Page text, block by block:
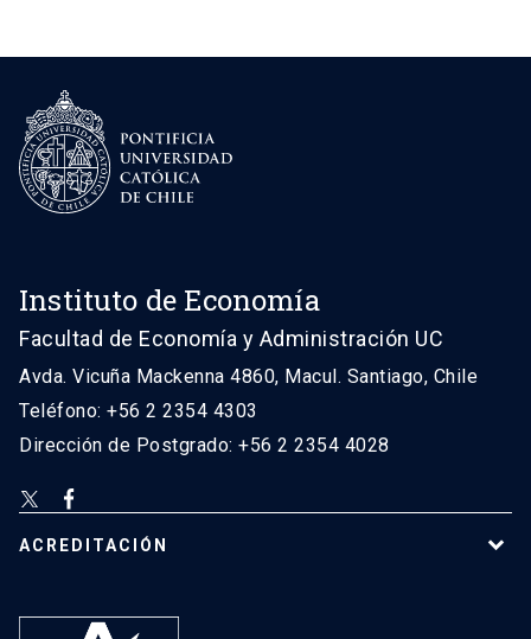
Instituto de Economía
Facultad de Economía y Administración UC
Avda. Vicuña Mackenna 4860, Macul. Santiago, Chile
Teléfono: +56 2 2354 4303
Dirección de Postgrado: +56 2 2354 4028
ACREDITACIÓN